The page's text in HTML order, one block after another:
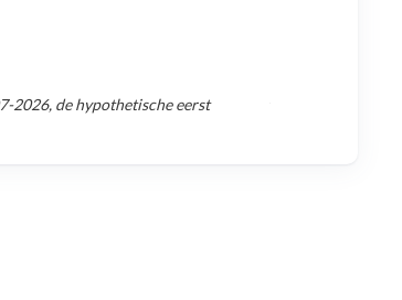
2026, de hypothetische eerst